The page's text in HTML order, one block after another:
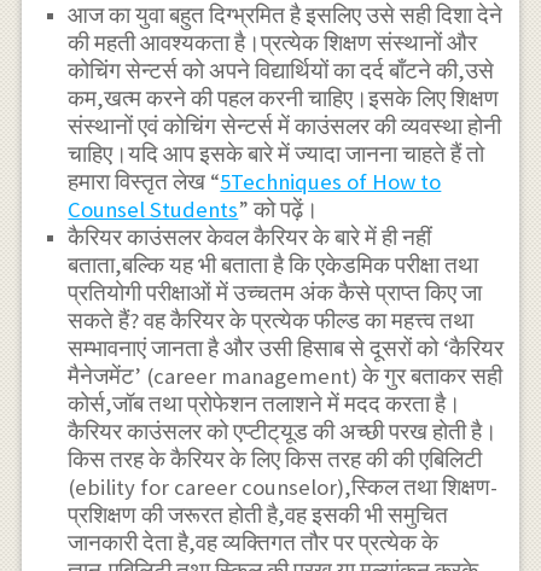
आज का युवा बहुत दिग्भ्रमित है इसलिए उसे सही दिशा देने
की महती आवश्यकता है।प्रत्येक शिक्षण संस्थानों और
कोचिंग सेन्टर्स को अपने विद्यार्थियों का दर्द बाँटने की,उसे
कम,खत्म करने की पहल करनी चाहिए।इसके लिए शिक्षण
संस्थानों एवं कोचिंग सेन्टर्स में काउंसलर की व्यवस्था होनी
चाहिए।यदि आप इसके बारे में ज्यादा जानना चाहते हैं तो
हमारा विस्तृत लेख “5Techniques of How to
Counsel Students” को पढ़ें।
कैरियर काउंसलर केवल कैरियर के बारे में ही नहीं
बताता,बल्कि यह भी बताता है कि एकेडमिक परीक्षा तथा
प्रतियोगी परीक्षाओं में उच्चतम अंक कैसे प्राप्त किए जा
सकते हैं? वह कैरियर के प्रत्येक फील्ड का महत्त्व तथा
सम्भावनाएं जानता है और उसी हिसाब से दूसरों को ‘कैरियर
मैनेजमेंट’ (career management) के गुर बताकर सही
कोर्स,जॉब तथा प्रोफेशन तलाशने में मदद करता है।
कैरियर काउंसलर को एप्टीट्‌यूड की अच्छी परख होती है।
किस तरह के कैरियर के लिए किस तरह की की एबिलिटी
(ebility for career counselor),स्किल तथा शिक्षण-
प्रशिक्षण की जरूरत होती है,वह इसकी भी समुचित
जानकारी देता है,वह व्यक्तिगत तौर पर प्रत्येक के